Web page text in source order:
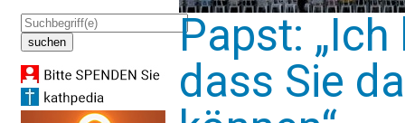
Papst:
dass Sie